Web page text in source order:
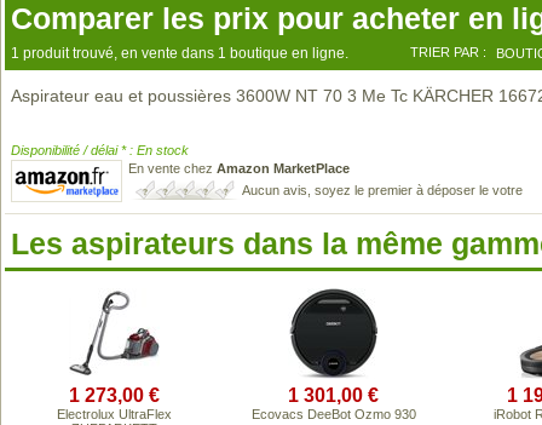
Comparer les prix pour acheter en
1 produit trouvé, en vente dans 1 boutique en ligne. TRIER PAR :
Aspirateur eau et poussières 3600W NT 70 3 Me Tc KÄRCHER
Disponibilité / délai * : En stock
En vente chez Amazon MarketPlace
Aucun avis, soyez le premier à déposer le votre
Les aspirateurs dans la même
1 273,00 €
Electrolux UltraFlex
1 301,00 €
Ecovacs DeeBot Ozmo 930
1
iRobot